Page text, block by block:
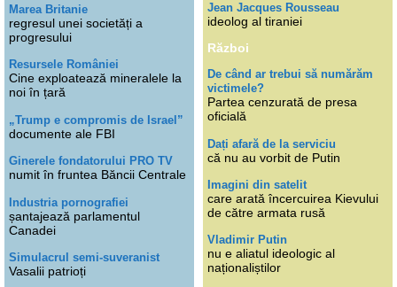
Marea Britanie
regresul unei societăți a
progresului
Resursele României
Cine exploatează mineralele la
noi în țară
„Trump e compromis de Israel”
documente ale FBI
Ginerele fondatorului PRO TV
numit în fruntea Băncii Centrale
Industria pornografiei
șantajează parlamentul
Canadei
Simulacrul semi-suveranist
Vasalii patrioți
Jean Jacques Rousseau
ideolog al tiraniei
Război
De când ar trebui să numărăm
victimele?
Partea cenzurată de presa
oficială
Dați afară de la serviciu
că nu au vorbit de Putin
Imagini din satelit
care arată încercuirea Kievului
de către armata rusă
Vladimir Putin
nu e aliatul ideologic al
naționaliștilor